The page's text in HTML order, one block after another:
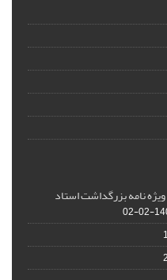
نامه بزرگداشت استاد